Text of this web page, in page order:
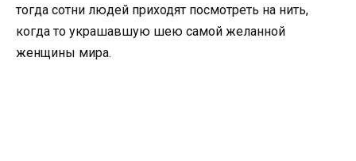
тогда сотни людей приходят посмотреть на нить,
когда то украшавшую шею самой желанной
женщины мира.